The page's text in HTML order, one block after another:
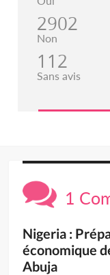
2902
Non
112
Sans avis
1
Nigeria :
économique
Abuja